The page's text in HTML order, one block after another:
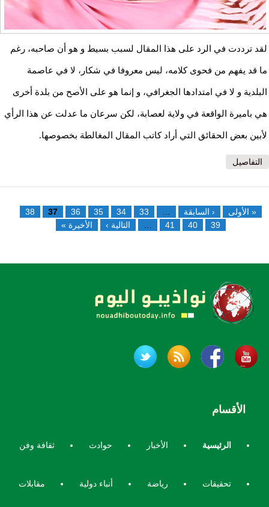
لقد ترددت في الرد على هذا المقال لسبب بسيط و هو أن صاحبه، رغم
ما قد يفهم من فحوى كلامه، ليس معروفا في شكار، لا في عاصمة
البلدية و لا في امتدادها الجغرافي، و إنما هو على الأصح من بلدة أخرى
هي باميرة الواقعة في ولاية لعصابة، لكن سرعان ما عدلت عن هذا الرأي
لأبين بعض الحقائق التي أراد كاتب المقال المغالطة بخصوصها.
التفاصيل
الصفحات
« الأولى ‹ السابقة 33
34
35
36
37
38
39
40
41 التالية › الأخيرة »
الأقسام
الرئيسية الأخبار حوادث ثقافة وفن
تحقيقات رياضة أنباء دولية مقابلات